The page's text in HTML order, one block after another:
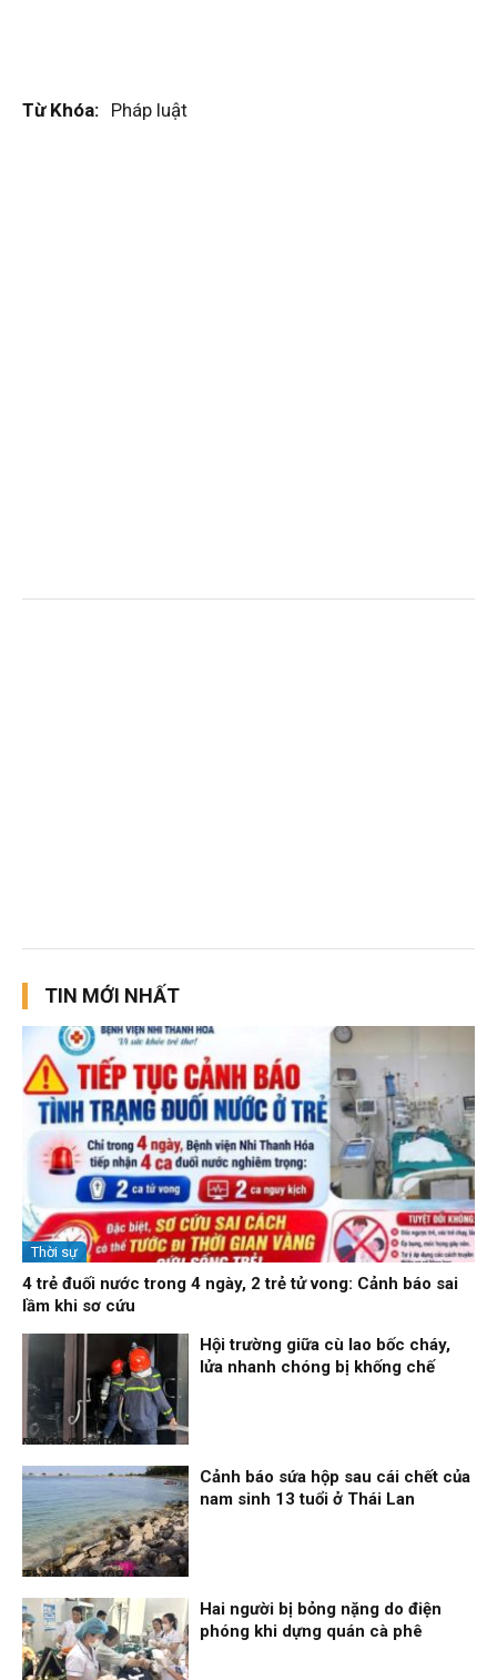
Từ Khóa: Pháp luật
TIN MỚI NHẤT
Thời sự
4 trẻ đuối nước trong 4 ngày, 2 trẻ tử vong: Cảnh báo sai
lầm khi sơ cứu
Nhịp sống 24h
09/08/26, 08:16
Hội trường giữa cù lao bốc cháy,
lửa nhanh chóng bị khống chế
Thời sự
08/08/26, 21:46
Cảnh báo sứa hộp sau cái chết của
nam sinh 13 tuổi ở Thái Lan
Hai người bị bỏng nặng do điện
phóng khi dựng quán cà phê